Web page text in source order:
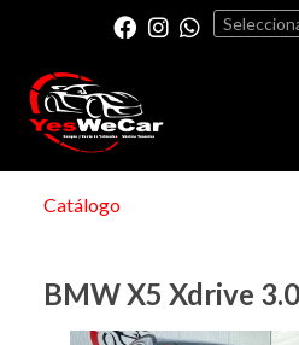
Catálogo
BMW X5 Xdrive